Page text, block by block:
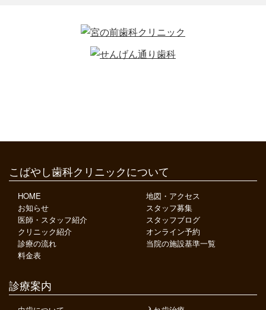
こばやし歯科クリニックについて
HOME
お知らせ
医師・スタッフ紹介
クリニック紹介
診療の流れ
料金表
地図・アクセス
スタッフ募集
スタッフブログ
オンライン予約
当院の施設基準一覧
診療案内